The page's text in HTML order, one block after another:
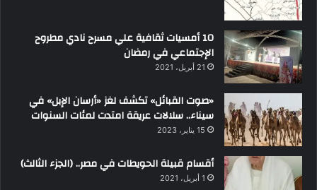
10 أمسيات ثقافية علي مسرح نادي مطروح
الإجتماعي في رمضان
21 أبريل، 2021
«صوت القبائل» تكشف لغز «أرسان الإبل» في
سيناء.. سلالات عريقة امتدت لمئات السنوات
15 يناير، 2023
أقسام قبيلة الحويطات في مصر.. (الجزء الثالث)
1 أبريل، 2021